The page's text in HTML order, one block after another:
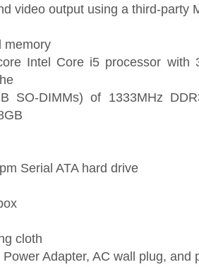
video output using a third-party
memory
Intel Core i5 processor with
SO-DIMMs) of 1333MHz
Serial ATA hard drive
cloth
Adapter, AC wall plug, and